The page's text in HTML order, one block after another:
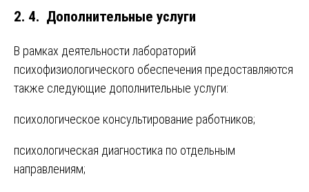
2. 4. Дополнительные услуги
В рамках деятельности лабораторий
психофизиологического обеспечения предоставляются
также следующие дополнительные услуги:
психологическое консультирование работников;
психологическая диагностика по отдельным
направлениям;